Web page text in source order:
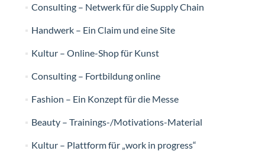
Consulting – Netwerk für die Supply Chain
Handwerk – Ein Claim und eine Site
Kultur – Online-Shop für Kunst
Consulting – Fortbildung online
Fashion – Ein Konzept für die Messe
Beauty – Trainings-/Motivations-Material
Kultur – Plattform für „work in progress“